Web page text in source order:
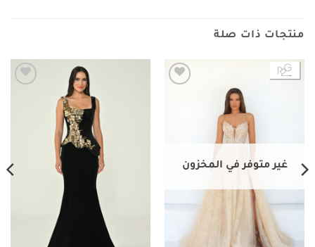
منتجات ذات صلة
غير متوفر في المخزون